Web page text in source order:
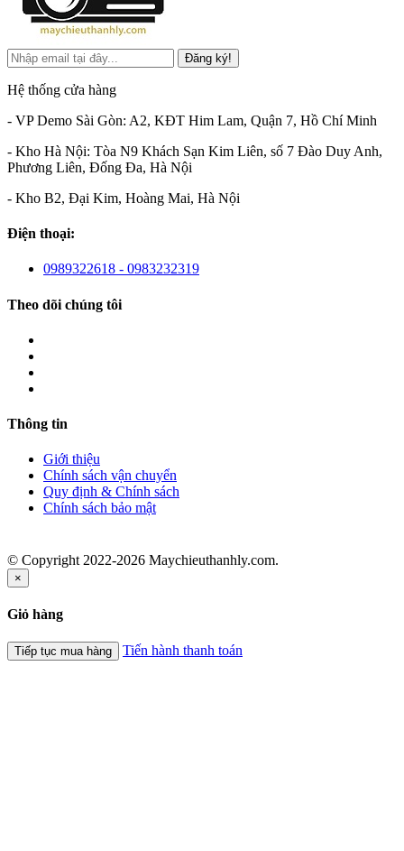
Đăng ký!
Hệ thống cửa hàng
- VP Demo Sài Gòn: A2, KĐT Him Lam, Quận 7, Hồ Chí Minh
- Kho Hà Nội: Tòa N9 Khách Sạn Kim Liên, số 7 Đào Duy Anh,
Phương Liên, Đống Đa, Hà Nội
- Kho B2, Đại Kim, Hoàng Mai, Hà Nội
Điện thoại:
0989322618 - 0983232319
Theo dõi chúng tôi
Thông tin
Giới thiệu
Chính sách vận chuyển
Quy định & Chính sách
Chính sách bảo mật
© Copyright 2022-2026 Maychieuthanhly.com.
×
Giỏ hàng
Tiếp tục mua hàng Tiến hành thanh toán